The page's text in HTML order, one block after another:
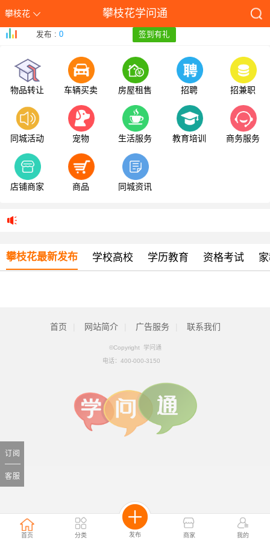
攀枝花 攀枝花学问通
首页 分类 发布 商家 我的
发布 :0 签到有礼
物品转让 车辆买卖 房屋租售 招聘 招兼职
同城活动 宠物 生活服务 教育培训 商务服务
店铺商家 商品 同城资讯
攀枝花最新发布 学校高校 学历教育 资格考试
订阅
客服
首页 网站简介 广告服务 联系我们
©Copyright 学问通
电话： 400-000-3150